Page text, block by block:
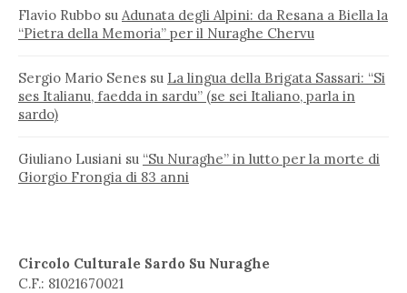
Flavio Rubbo su Adunata degli Alpini: da Resana a Biella la
“Pietra della Memoria” per il Nuraghe Chervu
Sergio Mario Senes su La lingua della Brigata Sassari: “Si
ses Italianu, faedda in sardu” (se sei Italiano, parla in
sardo)
Giuliano Lusiani su “Su Nuraghe” in lutto per la morte di
Giorgio Frongia di 83 anni
Circolo Culturale Sardo Su Nuraghe
C.F.: 81021670021